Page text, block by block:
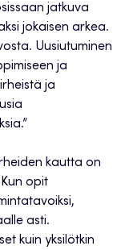
jatkuva
jokaisen arkea.
Uusiutuminen
ja
ja
kautta on
opit
asti.
kuin yksilötkin